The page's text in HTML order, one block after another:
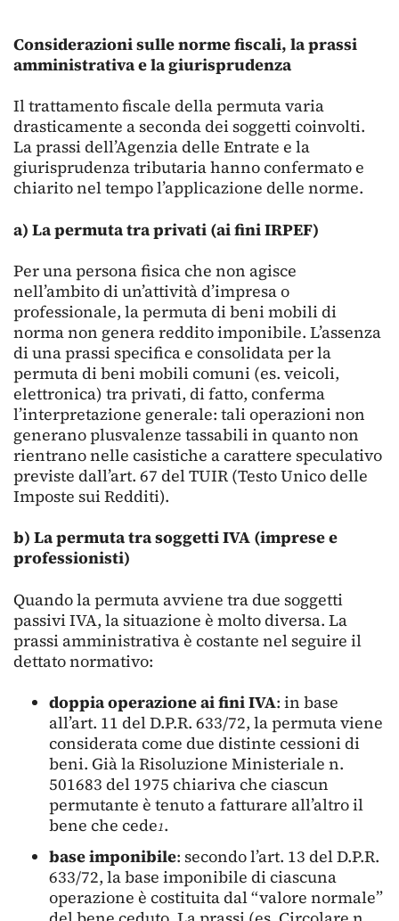
Considerazioni sulle norme fiscali, la prassi
amministrativa e la giurisprudenza
Il trattamento fiscale della permuta varia
drasticamente a seconda dei soggetti coinvolti.
La prassi dell’Agenzia delle Entrate e la
giurisprudenza tributaria hanno confermato e
chiarito nel tempo l’applicazione delle norme.
a) La permuta tra privati (ai fini IRPEF)
Per una persona fisica che non agisce
nell’ambito di un’attività d’impresa o
professionale, la permuta di beni mobili di
norma non genera reddito imponibile. L’assenza
di una prassi specifica e consolidata per la
permuta di beni mobili comuni (es. veicoli,
elettronica) tra privati, di fatto, conferma
l’interpretazione generale: tali operazioni non
generano plusvalenze tassabili in quanto non
rientrano nelle casistiche a carattere speculativo
previste dall’art. 67 del TUIR (Testo Unico delle
Imposte sui Redditi).
b) La permuta tra soggetti IVA (imprese e
professionisti)
Quando la permuta avviene tra due soggetti
passivi IVA, la situazione è molto diversa. La
prassi amministrativa è costante nel seguire il
dettato normativo:
doppia operazione ai fini IVA: in base
all’art. 11 del D.P.R. 633/72, la permuta viene
considerata come due distinte cessioni di
beni. Già la Risoluzione Ministeriale n.
501683 del 1975 chiariva che ciascun
permutante è tenuto a fatturare all’altro il
bene che cede1.
base imponibile: secondo l’art. 13 del D.P.R.
633/72, la base imponibile di ciascuna
operazione è costituita dal “valore normale”